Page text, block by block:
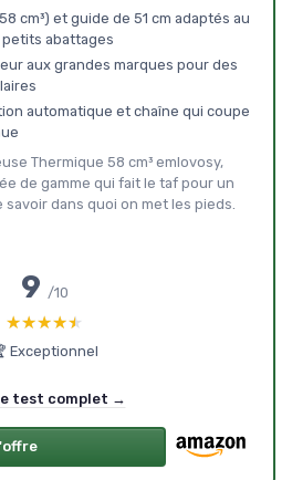
cm³) et guide de 51 cm adaptés au
abattages
aux grandes marques pour des
automatique et chaîne qui coupe
Thermique 58 cm³ emlovosy,
de gamme qui fait le taf pour un
dans quoi on met les pieds.
9 /10
★★★★★
★★★★★
Exceptionnel
test complet →